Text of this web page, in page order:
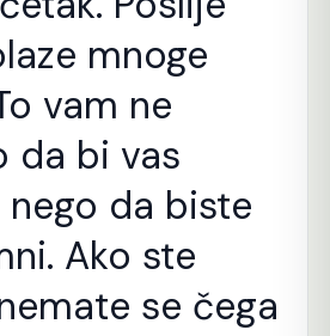
mnoge
vam ne
da bi vas
da biste
Ako ste
se čega